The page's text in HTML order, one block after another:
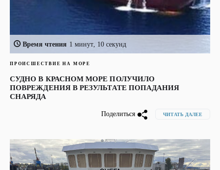
Время чтения 1 минут, 10 секунд
ПРОИСШЕСТВИЕ НА МОРЕ
СУДНО В КРАСНОМ МОРЕ ПОЛУЧИЛО
ПОВРЕЖДЕНИЯ В РЕЗУЛЬТАТЕ ПОПАДАНИЯ
СНАРЯДА
Поделиться ЧИТАТЬ ДАЛЕЕ